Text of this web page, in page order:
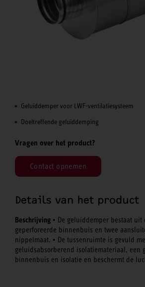
Geluiddemper voor LWF-ventilatiesysteem
Doeltreffende geluiddemping
Vragen over het product?
Contact opnemen
Details van het product
Beschrijving • De geluiddemper bestaat
geperforeerde binnenbuis en twee
nippelmaat. • De tussenruimte is gevuld
geluidsabsorberend isolatiemateriaal, een
binnenbuis en isolatie en beschermt de